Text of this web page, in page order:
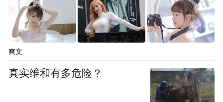
爽文
真实维和有多危险？